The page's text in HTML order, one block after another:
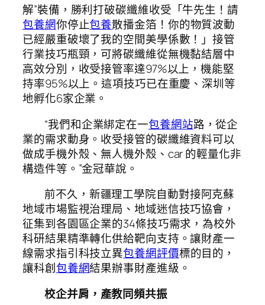
解”裝備，勝利打破碳纖維收受「牛先生！請
包養網你停止包養散播金箔！你的物質波動
已經嚴重破壞了我的空間美學係數！」接管
行業技巧瓶頸，可將碳纖維從無機黏結層中
高效分別，收受接管率達97%以上，機能堅
持率95%以上。這項技巧已在重慶、深圳等
地孵化6家企業。
“我們和企業綁定在一包養網站路，從企
業的需求動身。收受接管的碳纖維資料可以
做成手機外殼、無人機外殼、car 的輕量化非
構造件等。”金冠華說。
前不久，新疆理工學院自動對接阿克蘇
地域市場監視治理局、地域迷信技巧協會，
征集到各園區企業的34條技巧需求，為校外
科研結果精準轉化供給靶向支持。讓財產一
線需求指引科技立異包養網評價標的目的，
讓科創包養網結果辦事財產進級。
校企并肩，產教同頻共振